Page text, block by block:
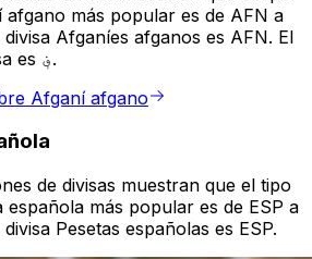
afgano más popular es de AFN a
Afganíes afganos es AFN. El
símbolo de esta divisa es ؋.
Afganí afgano
de divisas muestran que el tipo
española más popular es de ESP a
Pesetas españolas es ESP.